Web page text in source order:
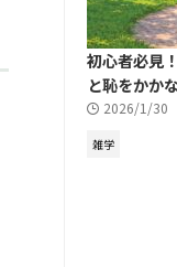
初心者必見
と恥をかか
2026/1/30
雑学